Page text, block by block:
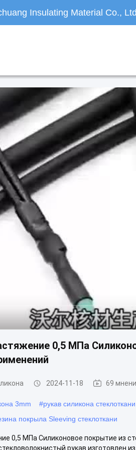
Insulating Material Co.,
0,5 МПа
2024-11-18 69
3mm #рукав силикона
покрыла Sleeving стеклоткани
0,5 МПа Силиконовое покрытие из
рукав изготовлен